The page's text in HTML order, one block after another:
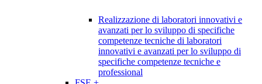
Realizzazione di laboratori innovativi e
avanzati per lo sviluppo di specifiche
competenze tecniche di laboratori
innovativi e avanzati per lo sviluppo di
specifiche competenze tecniche e
professional